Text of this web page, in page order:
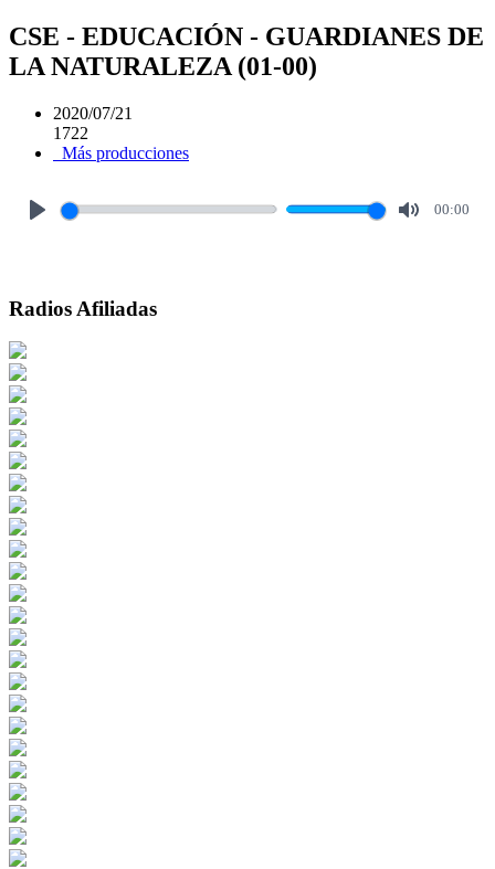
CSE - EDUCACIÓN - GUARDIANES DE
LA NATURALEZA (01-00)
2020/07/21
1722
Más producciones
00:00
Radios Afiliadas